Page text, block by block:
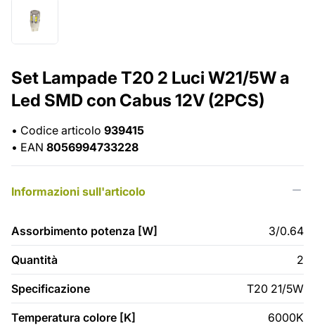
Set Lampade T20 2 Luci W21/5W a
Led SMD con Cabus 12V (2PCS)
• Codice articolo 939415
• EAN 8056994733228
Informazioni sull'articolo
Assorbimento potenza [W] 3/0.64
Quantità 2
Specificazione T20 21/5W
Temperatura colore [K] 6000K